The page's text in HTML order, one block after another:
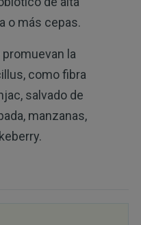
o más cepas.
la
como fibra
salvado de
manzanas,